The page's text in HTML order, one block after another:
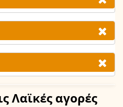
Λαϊκές αγορές